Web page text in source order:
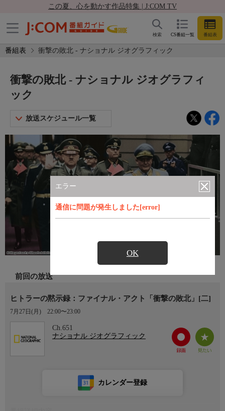
この夏、心を動かす作品特集 | J:COM TV
CS番組一覧 番組表
検索
番組表 衝撃の敗北 - ナショナル ジオグラフィック
エラー
通信に問題が発生しました[error]
OK
衝撃の敗北 - ナショナル ジオグラフィ
ック
放送スケジュール一覧
前回の放送
ヒトラーの黙示録：ファイナル・アクト「衝撃の敗北」[二]
7月27日(月) 22:00〜23:00
Ch.651
ナショナル ジオグラフィック
カレンダー登録